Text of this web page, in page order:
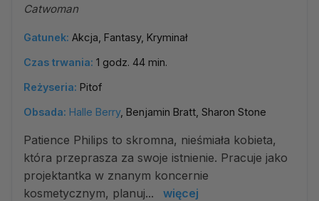
Catwoman
Gatunek: Akcja, Fantasy, Kryminał
Czas trwania: 1 godz. 44 min.
Reżyseria: Pitof
Obsada: Halle Berry, Benjamin Bratt, Sharon Stone
Patience Philips to skromna, nieśmiała kobieta,
która przeprasza za swoje istnienie. Pracuje jako
projektantka w znanym koncernie
kosmetycznym, planuj...
więcej